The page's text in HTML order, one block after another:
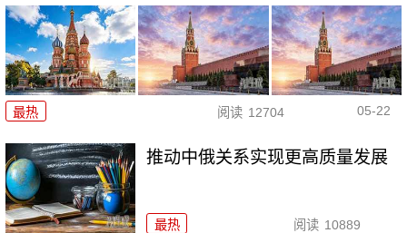
最热 阅读 12704 05-22
推动中俄关系实现更高质量发展
最热 阅读 10889